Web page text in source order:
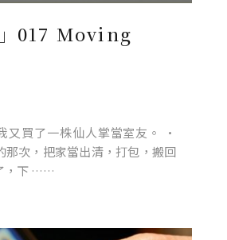
」017 Moving
又買了一株仙人掌當室友。 •
那次，把家當出清，打包，搬回
，下 ……